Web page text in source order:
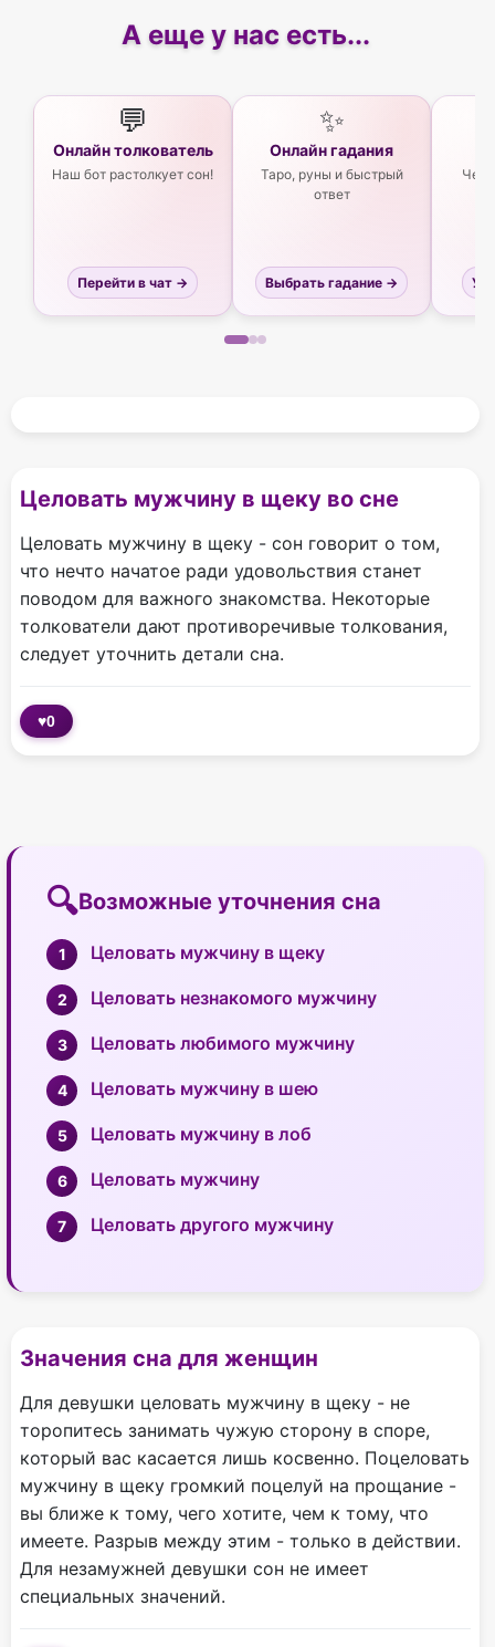
А еще у нас есть...
💬
Онлайн толкователь
Наш бот растолкует сон!
Перейти в чат →
✨
Онлайн гадания
Таро, руны и быстрый
ответ
Выбрать гадание →
Целовать мужчину в щеку во сне
Целовать мужчину в щеку - сон говорит о том,
что нечто начатое ради удовольствия станет
поводом для важного знакомства. Некоторые
толкователи дают противоречивые толкования,
следует уточнить детали сна.
♥0
Возможные уточнения сна
Целовать мужчину в щеку
Целовать незнакомого мужчину
Целовать любимого мужчину
Целовать мужчину в шею
Целовать мужчину в лоб
Целовать мужчину
Целовать другого мужчину
Значения сна для женщин
Для девушки целовать мужчину в щеку - не
торопитесь занимать чужую сторону в споре,
который вас касается лишь косвенно. Поцеловать
мужчину в щеку громкий поцелуй на прощание -
вы ближе к тому, чего хотите, чем к тому, что
имеете. Разрыв между этим - только в действии.
Для незамужней девушки сон не имеет
специальных значений.